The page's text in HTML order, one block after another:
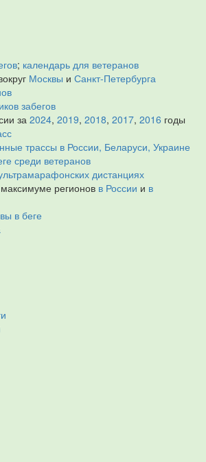
; календарь для ветеранов
Москвы и Санкт-Петербурга
забегов
за 2024, 2019, 2018, 2017, 2016 годы
трассы в России, Беларуси, Украине
среди ветеранов
дистанциях
регионов в России и в
в беге